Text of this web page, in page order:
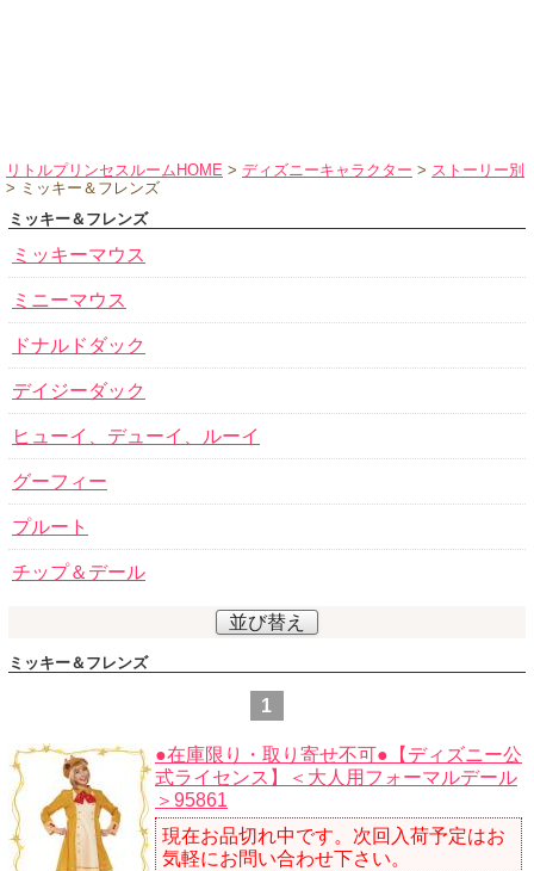
リトルプリンセスルームHOME > ディズニーキャラクター > ストーリー別
> ミッキー＆フレンズ
ミッキー＆フレンズ
ミッキーマウス
ミニーマウス
ドナルドダック
デイジーダック
ヒューイ、デューイ、ルーイ
グーフィー
プルート
チップ＆デール
並び替え
ミッキー＆フレンズ
1
●在庫限り・取り寄せ不可●【ディズニー公
式ライセンス】＜大人用フォーマルデール
＞95861
現在お品切れ中です。次回入荷予定はお
気軽にお問い合わせ下さい。
ブランド別に探す
お支払・送料
返品・交換
ニュースレター購読
お問い合わせ
0120-221-040